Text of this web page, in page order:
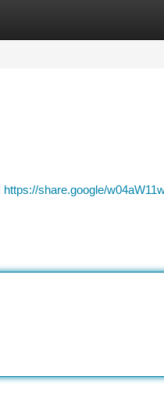
https://share.google/